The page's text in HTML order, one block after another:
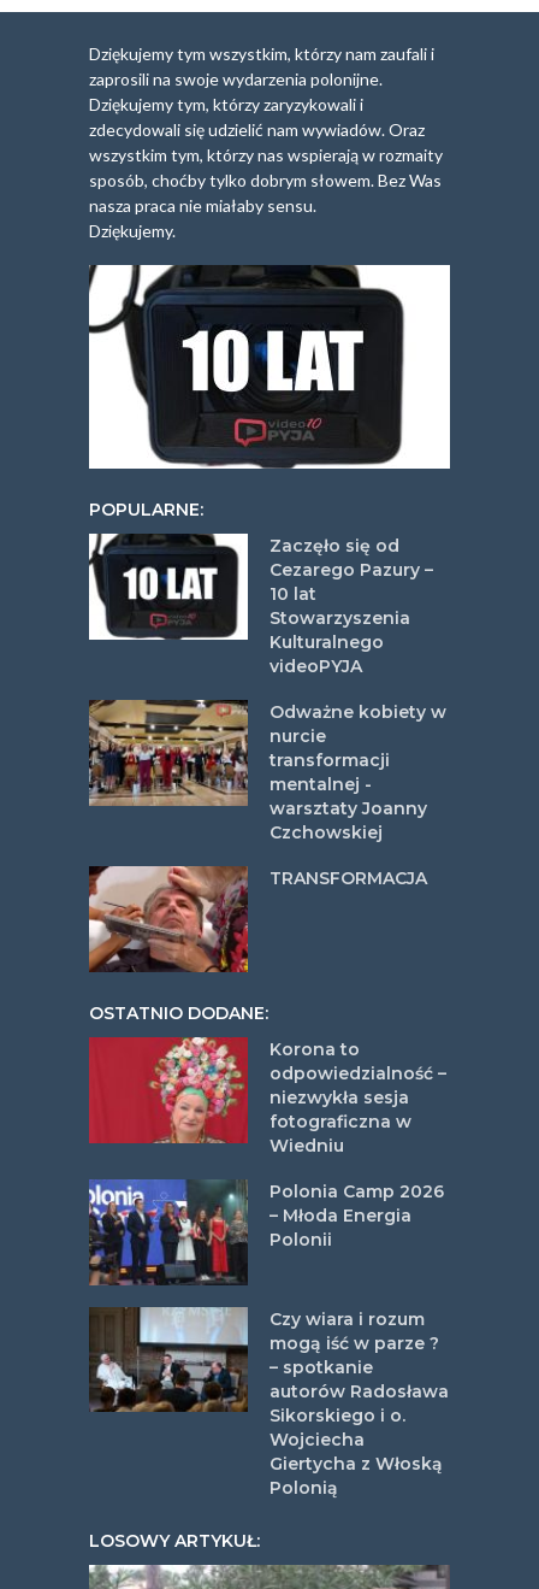
Dziękujemy tym wszystkim, którzy nam zaufali i
zaprosili na swoje wydarzenia polonijne.
Dziękujemy tym, którzy zaryzykowali i
zdecydowali się udzielić nam wywiadów. Oraz
wszystkim tym, którzy nas wspierają w rozmaity
sposób, choćby tylko dobrym słowem. Bez Was
nasza praca nie miałaby sensu.
Dziękujemy.
POPULARNE:
Zaczęło się od
Cezarego Pazury –
10 lat
Stowarzyszenia
Kulturalnego
videoPYJA
Odważne kobiety w
nurcie
transformacji
mentalnej -
warsztaty Joanny
Czchowskiej
TRANSFORMACJA
OSTATNIO DODANE:
Korona to
odpowiedzialność –
niezwykła sesja
fotograficzna w
Wiedniu
Polonia Camp 2026
– Młoda Energia
Polonii
Czy wiara i rozum
mogą iść w parze ?
– spotkanie
autorów Radosława
Sikorskiego i o.
Wojciecha
Giertycha z Włoską
Polonią
LOSOWY ARTYKUŁ: